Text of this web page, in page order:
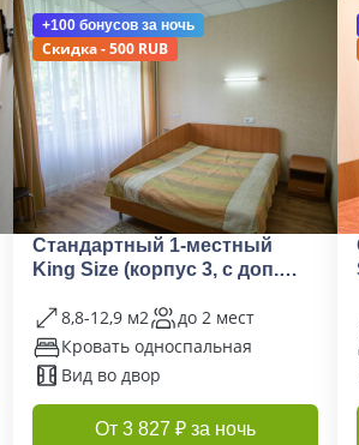
+100 бонусов за ночь
Скидка - 500 RUB
Стандартный 1-местный
King Size (корпус 3, с доп.
8,8-12,9 м2
до 2 мест
Кровать односпальная
Вид во двор
От 3 827 ₽ за ночь